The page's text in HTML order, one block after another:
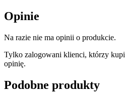
Opinie
Na razie nie ma opinii o produkcie.
Tylko zalogowani klienci, którzy
opinię.
Podobne produkty